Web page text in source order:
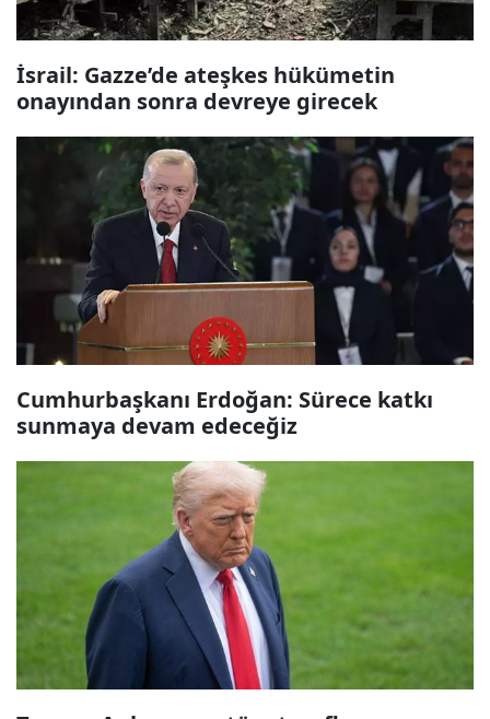
İsrail: Gazze’de ateşkes hükümetin
onayından sonra devreye girecek
Cumhurbaşkanı Erdoğan: Sürece katkı
sunmaya devam edeceğiz